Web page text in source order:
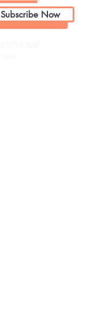
Subscribe Now